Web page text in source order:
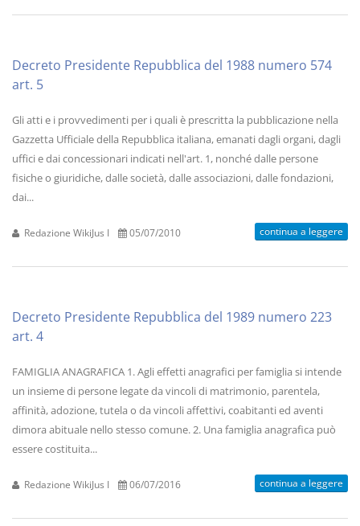
Decreto Presidente Repubblica del 1988 numero 574
art. 5
Gli atti e i provvedimenti per i quali è prescritta la pubblicazione nella
Gazzetta Ufficiale della Repubblica italiana, emanati dagli organi, dagli
uffici e dai concessionari indicati nell'art. 1, nonché dalle persone
fisiche o giuridiche, dalle società, dalle associazioni, dalle fondazioni,
dai...
Redazione WikiJus I 05/07/2010 continua a leggere
Decreto Presidente Repubblica del 1989 numero 223
art. 4
FAMIGLIA ANAGRAFICA 1. Agli effetti anagrafici per famiglia si intende
un insieme di persone legate da vincoli di matrimonio, parentela,
affinità, adozione, tutela o da vincoli affettivi, coabitanti ed aventi
dimora abituale nello stesso comune. 2. Una famiglia anagrafica può
essere costituita...
Redazione WikiJus I 06/07/2016 continua a leggere